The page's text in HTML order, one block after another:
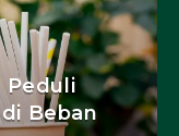
Peduli
Beban